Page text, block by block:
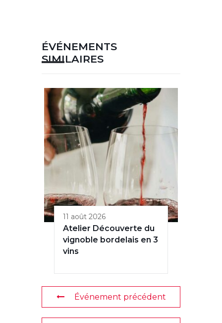
ÉVÉNEMENTS
SIMILAIRES
11 août 2026
Atelier Découverte du
vignoble bordelais en 3
vins
Événement précédent